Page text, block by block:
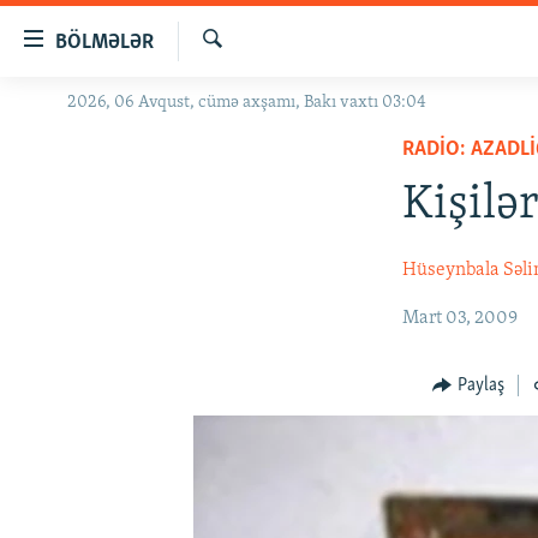
BÖLMƏLƏR
GÜNDƏM
Axtar
2026, 06 Avqust, cümə axşamı, Bakı vaxtı 03:04
RADIO:
Hüseynbala
Mart 03, 2009
Paylaş